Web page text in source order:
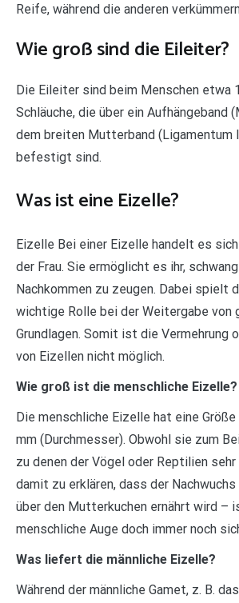
Reife, während die anderen
Wie groß sind die Eileiter?
Die Eileiter sind beim Menschen etwa
Schläuche, die über ein Aufhängeband
dem breiten Mutterband (Ligamentum
befestigt sind.
Was ist eine Eizelle?
Eizelle Bei einer Eizelle handelt es
der Frau. Sie ermöglicht es ihr,
Nachkommen zu zeugen. Dabei spielt
wichtige Rolle bei der Weitergabe von
Grundlagen. Somit ist die Vermehrung
von Eizellen nicht möglich.
Wie groß ist die menschliche Eizelle?
Die menschliche Eizelle hat eine
mm (Durchmesser). Obwohl sie zum
zu denen der Vögel oder Reptilien
damit zu erklären, dass der
über den Mutterkuchen ernährt wird –
menschliche Auge doch immer noch
Was liefert die männliche Eizelle?
Während der männliche Gamet, z. B.